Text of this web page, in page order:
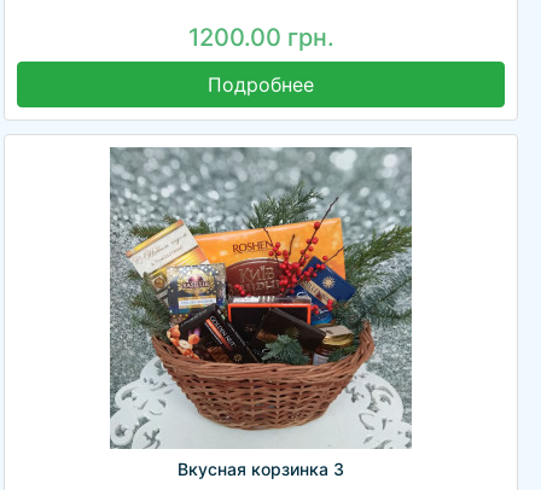
1200.00 грн.
Подробнее
Вкусная корзинка 3